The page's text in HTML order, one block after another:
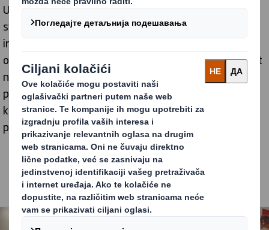
U DS Smith-u, održivost nije samo cilj – ona je u srži
svega što radimo. Naš tim je na čelu razvoja
inovativnog pakovanja koje ne samo da smanjuje
otpad, već i poboljšava zaštitu proizvoda i atraktivnost
na polici. Razumemo važnost kreiranja rešenja za
pakovanje koja podržavaju ciljeve održivosti naših
kupaca, dok istovremeno pružaju praktičnu vrednost u
pogledu troškova i efikasnosti.